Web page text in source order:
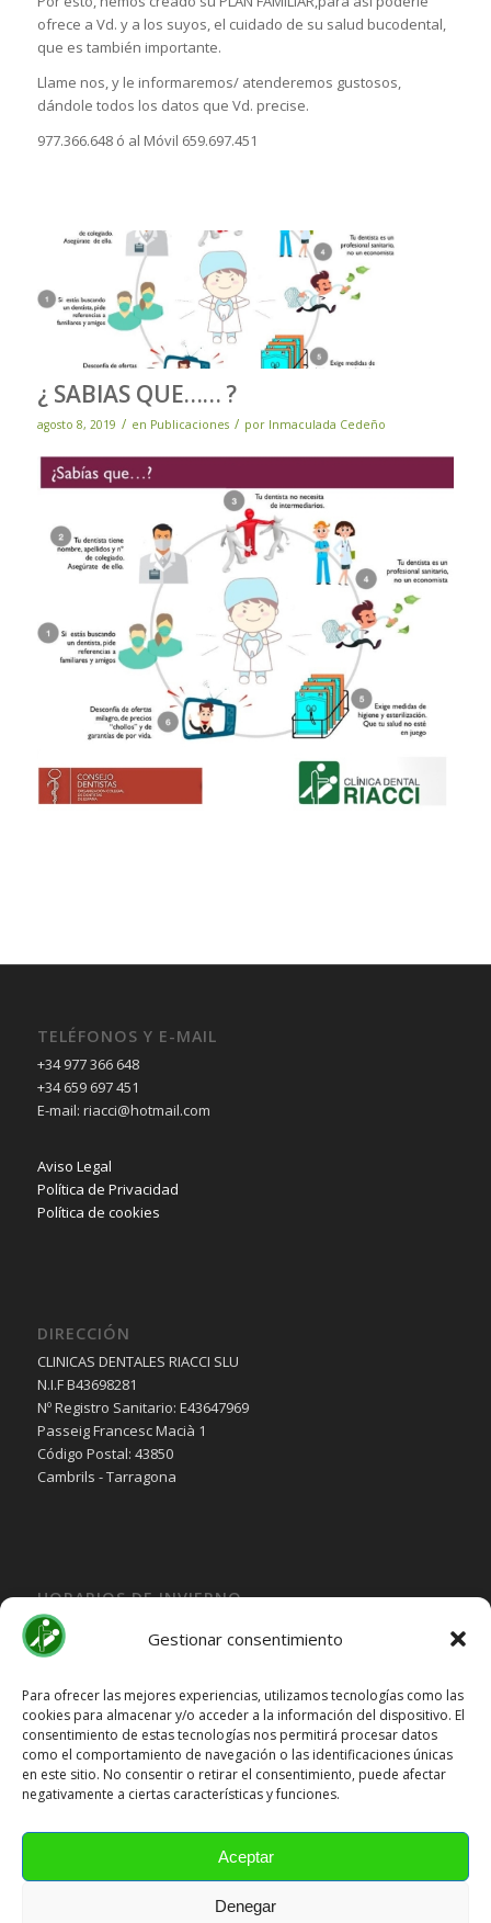
Gestionar consentimiento
Para ofrecer las mejores experiencias, utilizamos tecnologías como las
cookies para almacenar y/o acceder a la información del dispositivo. El
consentimiento de estas tecnologías nos permitirá procesar datos
como el comportamiento de navegación o las identificaciones únicas
en este sitio. No consentir o retirar el consentimiento, puede afectar
negativamente a ciertas características y funciones.
Aceptar
Denegar
ofrece a Vd. y a los suyos, el cuidado de su salud bucodental,
que es también importante.
Llame nos, y le informaremos/ atenderemos gustosos,
dándole todos los datos que Vd. precise.
977.366.648 ó al Móvil 659.697.451
¿ SABIAS QUE…… ?
agosto 8, 2019 / en Publicaciones / por Inmaculada Cedeño
TELÉFONOS Y E-MAIL
+34 977 366 648
+34 659 697 451
E-mail: riacci@hotmail.com
Aviso Legal
Política de Privacidad
Política de cookies
DIRECCIÓN
CLINICAS DENTALES RIACCI SLU
N.I.F B43698281
Nº Registro Sanitario: E43647969
Passeig Francesc Macià 1
Código Postal: 43850
Cambrils - Tarragona
HORARIOS DE INVIERNO
Lunes, Martes, Jueves y Viernes:
10:00H a 15:30H
Miercoles:
15:30H a 19:30H
Sábado y DomingoCerrado
HORARIOS DE VERANO
Cerrado